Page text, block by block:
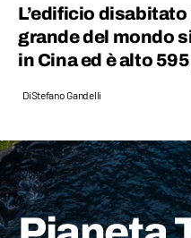
L’edificio disabitato
grande del mondo
in Cina ed è alto
DiStefano Gandelli